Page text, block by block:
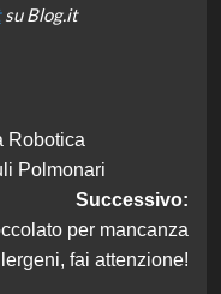
su Blog.it
Robotica
Polmonari
Successivo:
per mancanza
fai attenzione!